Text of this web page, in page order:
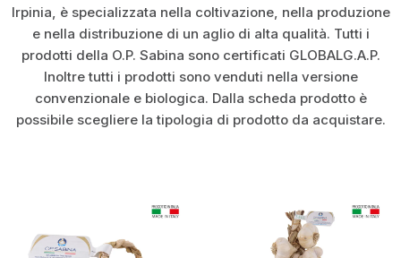
Irpinia, è specializzata nella coltivazione, nella produzione
e nella distribuzione di un aglio di alta qualità. Tutti i
prodotti della O.P. Sabina sono certificati GLOBALG.A.P.
Inoltre tutti i prodotti sono venduti nella versione
convenzionale e biologica. Dalla scheda prodotto è
possibile scegliere la tipologia di prodotto da acquistare.